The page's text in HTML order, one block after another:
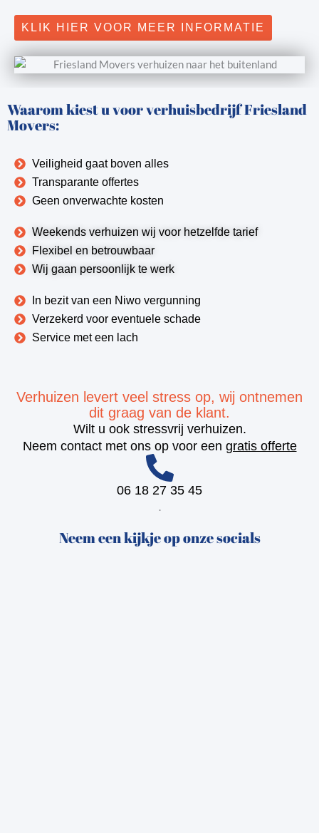
KLIK HIER VOOR MEER INFORMATIE
Waarom kiest u voor verhuisbedrijf Friesland
Movers:
Veiligheid gaat boven alles
Transparante offertes
Geen onverwachte kosten
Weekends verhuizen wij voor hetzelfde tarief
Flexibel en betrouwbaar
Wij gaan persoonlijk te werk
In bezit van een Niwo vergunning
Verzekerd voor eventuele schade
Service met een lach
Verhuizen levert veel stress op, wij ontnemen
dit graag van de klant.
Wilt u ook stressvrij verhuizen.
Neem contact met ons op voor een gratis offerte
06 18 27 35 45
.
Neem een kijkje op onze socials